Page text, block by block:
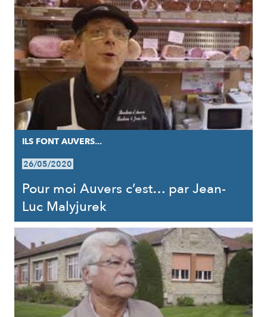
ILS FONT AUVERS...
26/05/2020
Pour moi Auvers c’est… par Jean-
Luc Malyjurek